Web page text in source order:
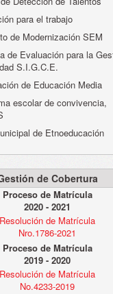
para el trabajo
de Modernización SEM
de Evaluación para la
S.I.G.C.E.
de Educación Media
escolar de convivencia,
de Etnoeducación
de Cobertura
Proceso de Matrícula
2020 - 2021
Resolución de Matrícula
Nro.1786-2021
Proceso de Matrícula
2019 - 2020
Resolución de Matrícula
No.4233-2019